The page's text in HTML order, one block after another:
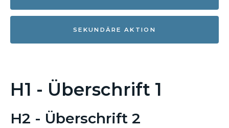
SEKUNDÄRE AKTION
H1 - Überschrift 1
H2 - Überschrift 2